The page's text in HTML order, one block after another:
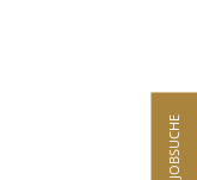
JOBSUCHE